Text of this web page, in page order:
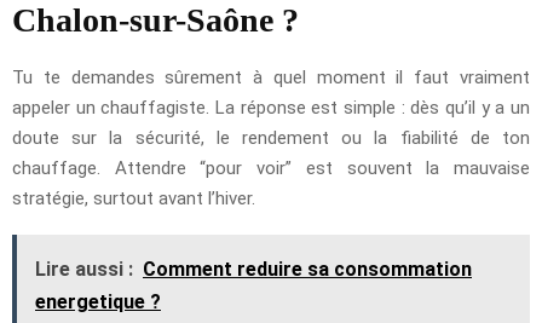
Chalon-sur-Saône ?
Tu te demandes sûrement à quel moment il faut vraiment
appeler un chauffagiste. La réponse est simple : dès qu’il y a un
doute sur la sécurité, le rendement ou la fiabilité de ton
chauffage. Attendre “pour voir” est souvent la mauvaise
stratégie, surtout avant l’hiver.
Lire aussi : Comment reduire sa consommation
energetique ?